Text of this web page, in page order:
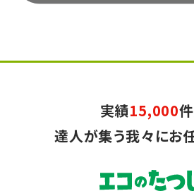
実績15,000
達人が集う我々にお